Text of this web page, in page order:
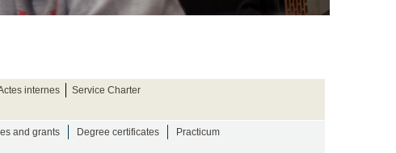
internes
Service Charter
and grants Degree certificates
Practicum